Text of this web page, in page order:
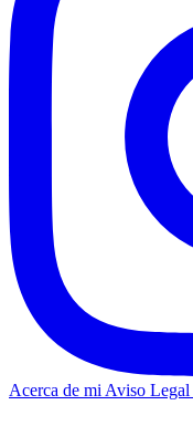
Acerca de mi Aviso Legal